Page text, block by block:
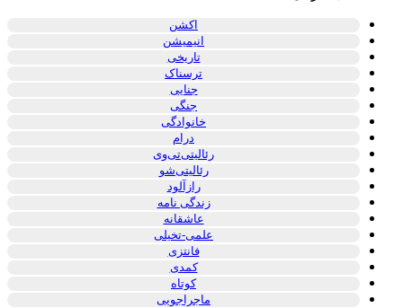
اکشن
انیمیشن
تاریخی
ترسناک
جنایی
جنگی
خانوادگی
درام
رئالیتی‌تی‌وی
رئالیتی‌شو
رازآلود
زندگی نامه
عاشقانه
علمی-تخیلی
فانتزی
کمدی
کوتاه
ماجراجویی